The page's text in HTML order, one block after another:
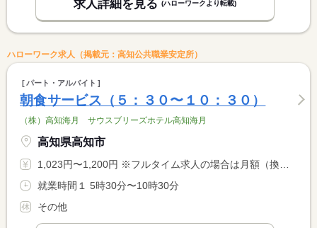
求人詳細を見る (ハローワークより転載)
ハローワーク求人（掲載元：高知公共職業安定所）
パート・アルバイト
朝食サービス（５：３０〜１０：３０）
（株）高知海月 サウスブリーズホテル高知海月
高知県高知市
1,023円〜1,200円 ※フルタイム求人の場合は月額（換算額）、パート求人の場合は時間額を表示しています。
就業時間１ 5時30分〜10時30分
その他